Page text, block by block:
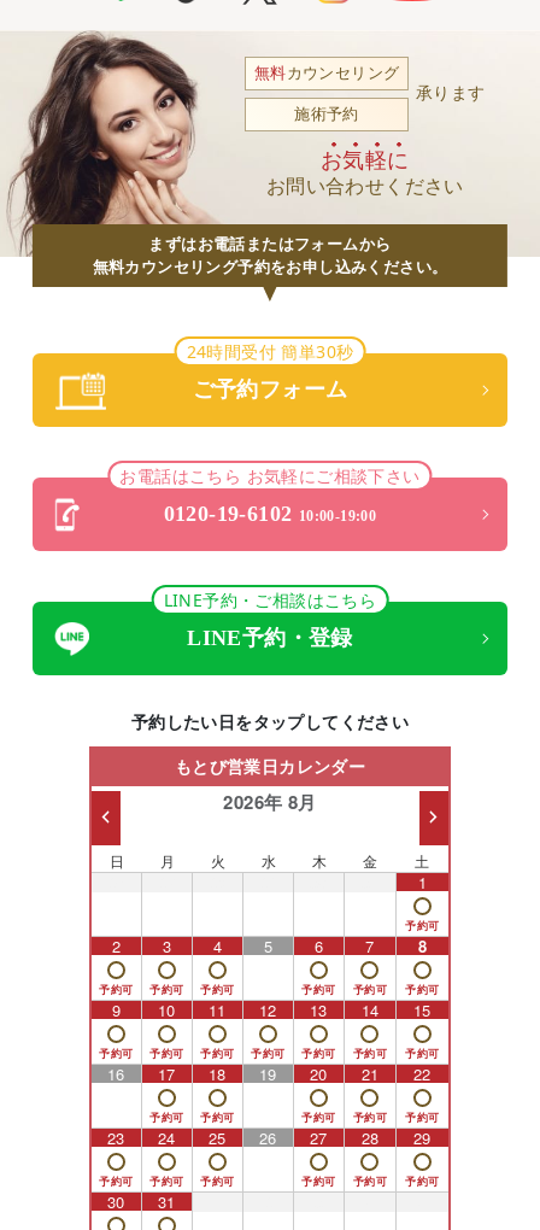
無料カウンセリング
施術予約
承ります
お気軽に
お問い合わせください
まずはお電話またはフォームから
無料カウンセリング予約をお申し込みください。
24時間受付 簡単30秒
ご予約フォーム
お電話はこちら お気軽にご相談下さい
0120-19-6102 10:00-19:00
LINE予約・ご相談はこちら
LINE予約・登録
予約したい日をタップしてください
もとび営業日カレンダー
2026年 8月
日 月 火 水 木 金 土
1
2 3 4 5 6 7 8
9 10 11 12 13 14 15
16 17 18 19 20 21 22
23 24 25 26 27 28 29
30 31